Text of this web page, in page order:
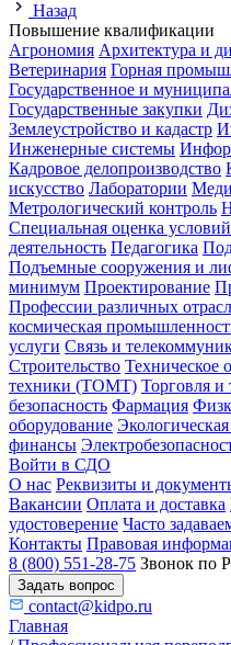
Назад
Повышение квалификации
Агрономия Архитектура и
Ветеринария Горная
Государственное и
Государственные закупки
Землеустройство и кадастр
Инженерные системы
Кадровое делопроизводство
искусство Лаборатории
Метрологический контроль
Специальная оценка
деятельность Педагогика
Подъемные сооружения и
минимум Проектирование
Профессии различных
космическая
услуги Связь и
Строительство Техническое
техники (ТОМТ) Торговля и
безопасность Фармация
оборудование
финансы
Войти в СДО
О нас Реквизиты и
Вакансии Оплата и доставка
удостоверение Часто
Контакты Правовая
8 (800) 551-28-75 Звонок по
Задать вопрос
contact@kidpo.ru
Главная